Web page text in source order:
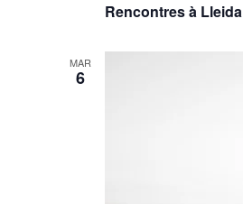
Rencontres à Lleida
MAR
6